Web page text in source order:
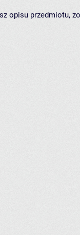
opisu przedmiotu,